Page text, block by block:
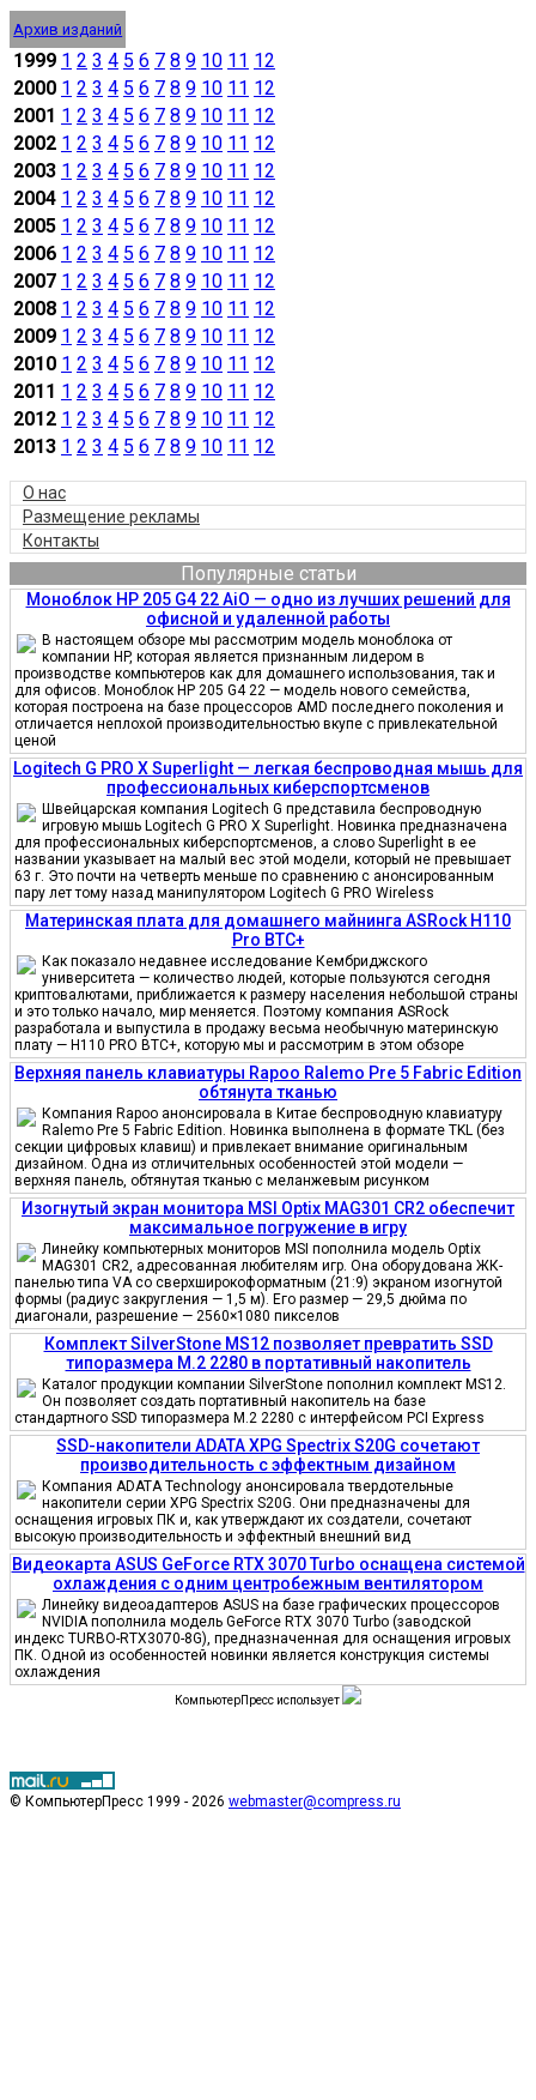
Архив изданий
1999 1 2 3 4 5 6 7 8 9 10 11 12
2000 1 2 3 4 5 6 7 8 9 10 11 12
2001 1 2 3 4 5 6 7 8 9 10 11 12
2002 1 2 3 4 5 6 7 8 9 10 11 12
2003 1 2 3 4 5 6 7 8 9 10 11 12
2004 1 2 3 4 5 6 7 8 9 10 11 12
2005 1 2 3 4 5 6 7 8 9 10 11 12
2006 1 2 3 4 5 6 7 8 9 10 11 12
2007 1 2 3 4 5 6 7 8 9 10 11 12
2008 1 2 3 4 5 6 7 8 9 10 11 12
2009 1 2 3 4 5 6 7 8 9 10 11 12
2010 1 2 3 4 5 6 7 8 9 10 11 12
2011 1 2 3 4 5 6 7 8 9 10 11 12
2012 1 2 3 4 5 6 7 8 9 10 11 12
2013 1 2 3 4 5 6 7 8 9 10 11 12
О нас
Размещение рекламы
Контакты
Популярные статьи
Моноблок HP 205 G4 22 AiO — одно из лучших решений для
офисной и удаленной работы
В настоящем обзоре мы рассмотрим модель моноблока от
компании HP, которая является признанным лидером в
производстве компьютеров как для домашнего использования, так и
для офисов. Моноблок HP 205 G4 22 — модель нового семейства,
которая построена на базе процессоров AMD последнего поколения и
отличается неплохой производительностью вкупе с привлекательной
ценой
Logitech G PRO X Superlight — легкая беспроводная мышь для
профессиональных киберспортсменов
Швейцарская компания Logitech G представила беспроводную
игровую мышь Logitech G PRO X Superlight. Новинка предназначена
для профессиональных киберспортсменов, а слово Superlight в ее
названии указывает на малый вес этой модели, который не превышает
63 г. Это почти на четверть меньше по сравнению с анонсированным
пару лет тому назад манипулятором Logitech G PRO Wireless
Материнская плата для домашнего майнинга ASRock H110
Pro BTC+
Как показало недавнее исследование Кембриджского
университета — количество людей, которые пользуются сегодня
криптовалютами, приближается к размеру населения небольшой страны
и это только начало, мир меняется. Поэтому компания ASRock
разработала и выпустила в продажу весьма необычную материнскую
плату — H110 PRO BTC+, которую мы и рассмотрим в этом обзоре
Верхняя панель клавиатуры Rapoo Ralemo Pre 5 Fabric Edition
обтянута тканью
Компания Rapoo анонсировала в Китае беспроводную клавиатуру
Ralemo Pre 5 Fabric Edition. Новинка выполнена в формате TKL (без
секции цифровых клавиш) и привлекает внимание оригинальным
дизайном. Одна из отличительных особенностей этой модели —
верхняя панель, обтянутая тканью с меланжевым рисунком
Изогнутый экран монитора MSI Optix MAG301 CR2 обеспечит
максимальное погружение в игру
Линейку компьютерных мониторов MSI пополнила модель Optix
MAG301 CR2, адресованная любителям игр. Она оборудована ЖК-
панелью типа VA со сверхширокоформатным (21:9) экраном изогнутой
формы (радиус закругления — 1,5 м). Его размер — 29,5 дюйма по
диагонали, разрешение — 2560×1080 пикселов
Комплект SilverStone MS12 позволяет превратить SSD
типоразмера M.2 2280 в портативный накопитель
Каталог продукции компании SilverStone пополнил комплект MS12.
Он позволяет создать портативный накопитель на базе
стандартного SSD типоразмера M.2 2280 с интерфейсом PCI Express
SSD-накопители ADATA XPG Spectrix S20G сочетают
производительность с эффектным дизайном
Компания ADATA Technology анонсировала твердотельные
накопители серии XPG Spectrix S20G. Они предназначены для
оснащения игровых ПК и, как утверждают их создатели, сочетают
высокую производительность и эффектный внешний вид
Видеокарта ASUS GeForce RTX 3070 Turbo оснащена системой
охлаждения с одним центробежным вентилятором
Линейку видеоадаптеров ASUS на базе графических процессоров
NVIDIA пополнила модель GeForce RTX 3070 Turbo (заводской
индекс TURBO-RTX3070-8G), предназначенная для оснащения игровых
ПК. Одной из особенностей новинки является конструкция системы
охлаждения
КомпьютерПресс использует
© КомпьютерПресс 1999 - 2026 webmaster@compress.ru